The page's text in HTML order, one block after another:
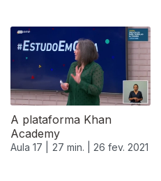
A plataforma Khan
Academy
Aula 17 | 27 min. | 26 fev. 2021